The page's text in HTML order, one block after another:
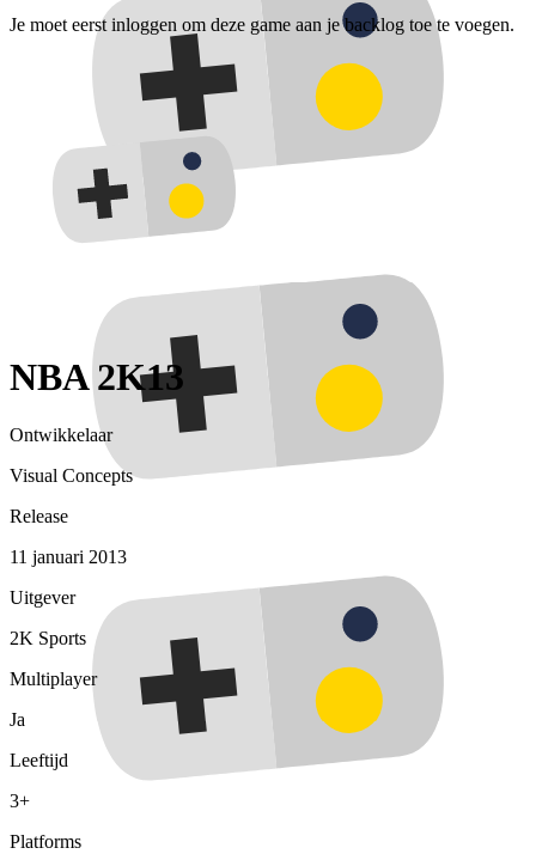
Je moet eerst inloggen om deze game aan je backlog toe te voegen.
NBA 2K13
Ontwikkelaar
Visual Concepts
Release
11 januari 2013
Uitgever
2K Sports
Multiplayer
Ja
Leeftijd
3+
Platforms